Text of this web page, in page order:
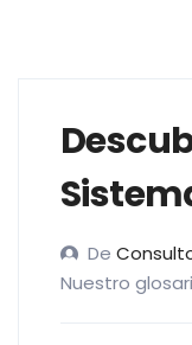
De
Nuestro